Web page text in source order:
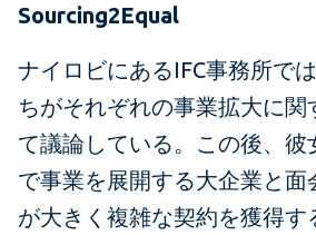
Sourcing2Equal
ナイロビにあるIFC事務所で
ちがそれぞれの事業拡大に関
て議論している。この後、彼
で事業を展開する大企業と面
が大きく複雑な契約を獲得す